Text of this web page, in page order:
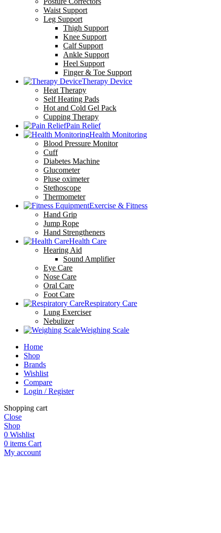
Waist Support
Leg Support
Thigh Support
Knee Support
Calf Support
Ankle Support
Heel Support
Finger & Toe Support
Therapy Device
Heat Therapy
Self Heating Pads
Hot and Cold Gel Pack
Cupping Therapy
Pain Relief
Health Monitoring
Blood Pressure Monitor
Cuff
Diabetes Machine
Glucometer
Pluse oximeter
Stethoscope
Thermometer
Exercise & Fitness
Hand Grip
Jump Rope
Hand Strengtheners
Health Care
Hearing Aid
Sound Amplifier
Eye Care
Nose Care
Oral Care
Foot Care
Respiratory Care
Lung Exerciser
Nebulizer
Weighing Scale
Home
Shop
Brands
Wishlist
Compare
Login / Register
Shopping cart
Close
Shop
0 Wishlist
0 items Cart
My account